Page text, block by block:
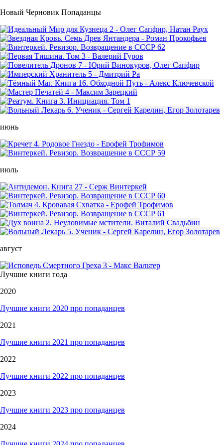
Новый Черновик Попаданцы
июнь
июль
август
Лучшие книги года
2020
Лучшие книги 2020 про попаданцев
2021
Лучшие книги 2021 про попаданцев
2022
Лучшие книги 2022 про попаданцев
2023
Лучшие книги 2023 про попаданцев
2024